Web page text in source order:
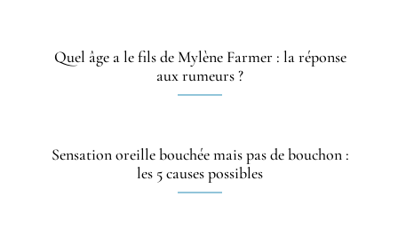
Quel âge a le fils de Mylène Farmer : la réponse
aux rumeurs ?
Sensation oreille bouchée mais pas de bouchon :
les 5 causes possibles